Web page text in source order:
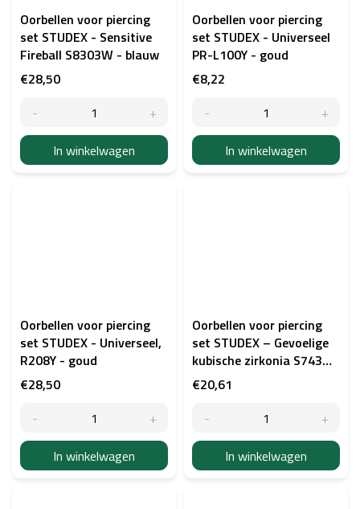
Oorbellen voor piercing
set STUDEX - Sensitive
Fireball S8303W - blauw
€28,50
In winkelwagen
Oorbellen voor piercing
set STUDEX - Universeel
PR-L100Y - goud
€8,22
In winkelwagen
Oorbellen voor piercing
set STUDEX - Universeel,
R208Y - goud
€28,50
In winkelwagen
Oorbellen voor piercing
set STUDEX – Gevoelige
kubische zirkonia S743W
- zilver
€20,61
In winkelwagen